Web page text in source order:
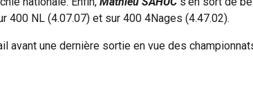
400 NL (4.07.07) et sur 400 4Nages (4.47.02).
avant une dernière sortie en vue des